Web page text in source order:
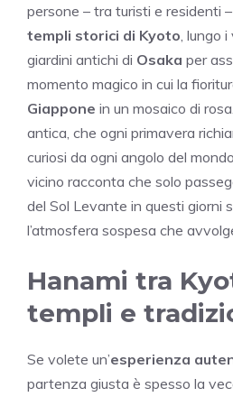
persone – tra turisti e residenti
templi storici di Kyoto , lungo
giardini antichi di Osaka per
momento magico in cui la
Giappone in un mosaico di
antica, che ogni primavera
curiosi da ogni angolo del
vicino racconta che solo
del Sol Levante in questi giorni
l’atmosfera sospesa che
Hanami tra
templi e
Se volete un’esperienza
partenza giusta è spesso la